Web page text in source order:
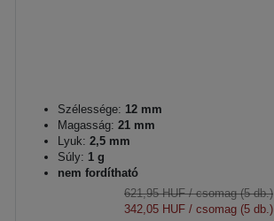
Szélessége: 12 mm
Magasság: 21 mm
Lyuk: 2,5 mm
Súly: 1 g
nem fordítható
621,95 HUF/ csomag (5 db.)
342,05 HUF / csomag (5 db.)